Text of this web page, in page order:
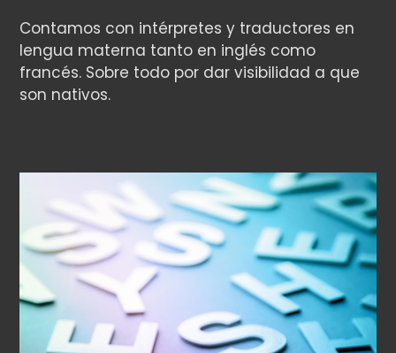
Contamos con intérpretes y traductores en
lengua materna tanto en inglés como
francés. Sobre todo por dar visibilidad a que
son nativos.